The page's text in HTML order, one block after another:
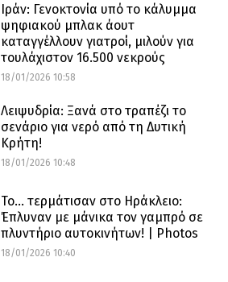
Ιράν: Γενοκτονία υπό το κάλυμμα
ψηφιακού μπλακ άουτ
καταγγέλλουν γιατροί, μιλούν για
τουλάχιστον 16.500 νεκρούς
18/01/2026 10:58
Λειψυδρία: Ξανά στο τραπέζι το
σενάριο για νερό από τη Δυτική
Κρήτη!
18/01/2026 10:48
Το… τερμάτισαν στο Ηράκλειο:
Έπλυναν με μάνικα τον γαμπρό σε
πλυντήριο αυτοκινήτων! | Photos
18/01/2026 10:40